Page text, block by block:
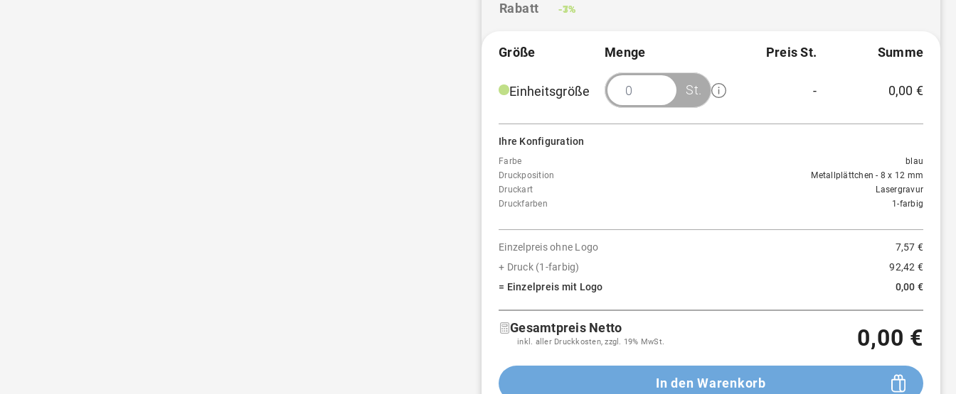
Rabatt -1%
-3%
-7%
Größe Menge Preis St. Summe
Einheitsgröße St. - 0,00 €
Ihre Konfiguration
Farbe
blau
Druckposition
Metallplättchen - 8 x 12 mm
Druckart
Lasergravur
Druckfarben
1-farbig
Einzelpreis ohne Logo
7,57 €
+ Druck (1-farbig)
92,42 €
= Einzelpreis mit Logo
0,00 €
Gesamtpreis Netto
inkl. aller Druckkosten, zzgl. 19% MwSt. 0,00 €
In den Warenkorb